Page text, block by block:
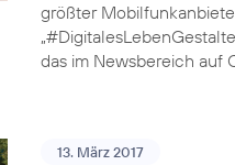
größter
das im Newsbereich auf
13. März 2017